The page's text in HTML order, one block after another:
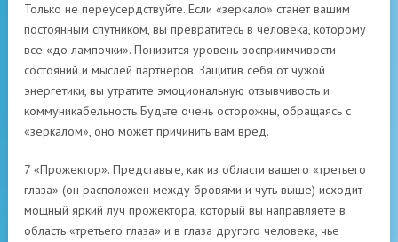
Только не переусердствуйте. Если «зеркало» станет вашим
постоянным спутником, вы превратитесь в человека, которому
все «до лампочки». Понизится уровень восприимчивости
состояний и мыслей партнеров. Защитив себя от чужой
энергетики, вы утратите эмоциональную отзывчивость и
коммуникабельность Будьте очень осторожны, обращаясь с
«зеркалом», оно может причинить вам вред.
7 «Прожектор». Представьте, как из области вашего «третьего
глаза» (он расположен между бровями и чуть выше) исходит
мощный яркий луч прожектора, который вы направляете в
область «третьего глаза» и в глаза другого человека, чье